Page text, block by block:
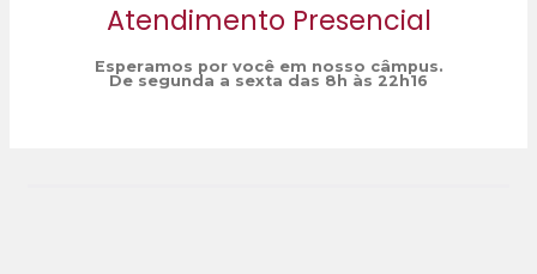
Atendimento Presencial
Esperamos por você em nosso câmpus.
De segunda a sexta das 8h às 22h16